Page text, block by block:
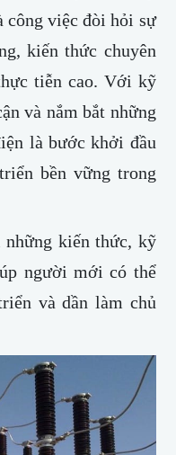
công việc đòi hỏi sự
kiến thức chuyên
tiễn cao. Với kỹ
và nắm bắt những
là bước khởi đầu
bền vững trong
kiến thức, kỹ
người mới có thể
và dần làm chủ